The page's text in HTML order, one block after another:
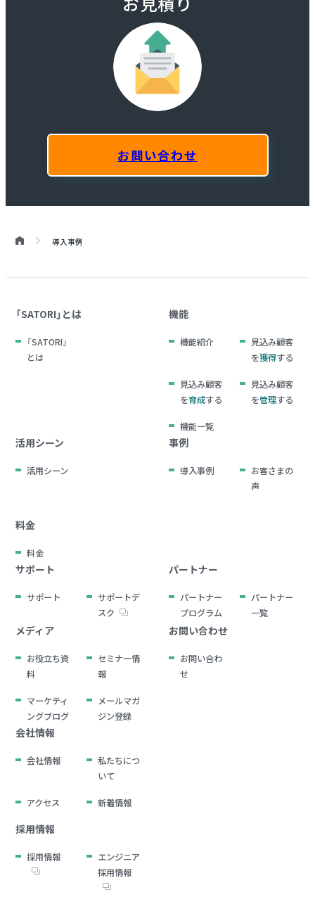
お問い合わせ
導入事例
「SATORI」とは
「SATORI」
とは
機能
機能紹介
見込み顧客
を獲得する
見込み顧客
を育成する
見込み顧客
を管理する
機能一覧
活用シーン
活用シーン
事例
導入事例
お客さまの
声
料金
料金
サポート
サポート
サポートデ
スク
パートナー
パートナー
プログラム
パートナー
一覧
メディア
お役立ち資
料
セミナー情
報
マーケティ
ングブログ
メールマガ
ジン登録
お問い合わせ
お問い合わ
せ
会社情報
会社情報
私たちにつ
いて
アクセス 新着情報
採用情報
採用情報
エンジニア
採用情報